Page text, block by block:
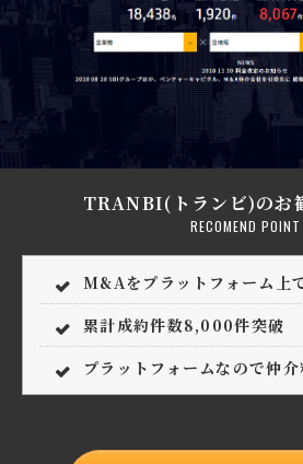
TRANBI(トランビ)のお
RECOMEND POINT
M&Aをプラットフォーム上
累計成約件数8,000件突破
プラットフォームなので仲